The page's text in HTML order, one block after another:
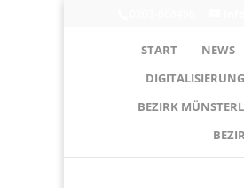
START NEWS
DIGITALISIERUNG
BEZIRK